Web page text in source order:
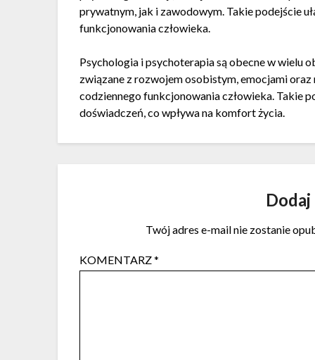
prywatnym, jak i zawodowym. Takie podejście
funkcjonowania człowieka.
Psychologia i psychoterapia są obecne w wielu
związane z rozwojem osobistym, emocjami
codziennego funkcjonowania człowieka. Takie
doświadczeń, co wpływa na komfort życia.
Twój adres e-mail nie zostanie
KOMENTARZ*